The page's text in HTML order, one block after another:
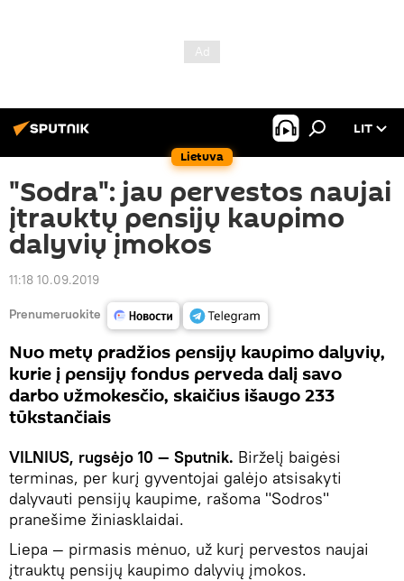
Lietuva
LIT
"Sodra": jau pervestos naujai
įtrauktų pensijų kaupimo
dalyvių įmokos
11:18 10.09.2019
Prenumeruokite
Nuo metų pradžios pensijų kaupimo dalyvių,
kurie į pensijų fondus perveda dalį savo
darbo užmokesčio, skaičius išaugo 233
tūkstančiais
VILNIUS, rugsėjo 10 — Sputnik. Birželį baigėsi
terminas, per kurį gyventojai galėjo atsisakyti
dalyvauti pensijų kaupime, rašoma "Sodros"
pranešime žiniasklaidai.
Liepa — pirmasis mėnuo, už kurį pervestos naujai
įtrauktų pensijų kaupimo dalyvių įmokos.